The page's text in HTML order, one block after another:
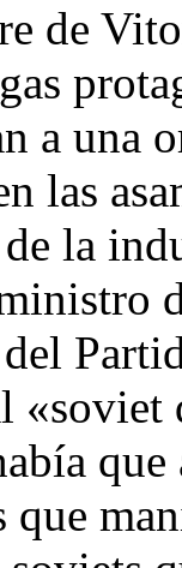
de
a una
las
de la
«soviet
que